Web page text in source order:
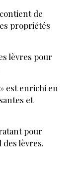
de
propriétés
lèvres pour
est enrichi en
et
pour
lèvres.